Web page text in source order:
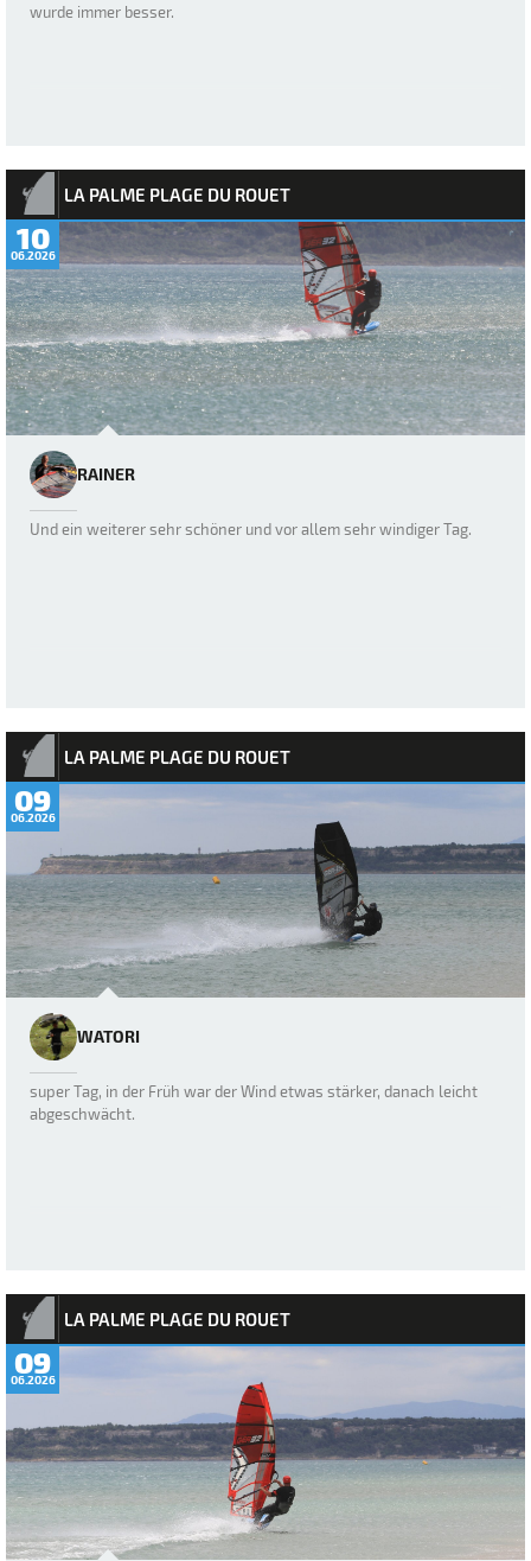
wurde immer besser.
LA PALME PLAGE DU ROUET
10
06.2026
RAINER
Und ein weiterer sehr schöner und vor allem sehr windiger Tag.
LA PALME PLAGE DU ROUET
09
06.2026
WATORI
super Tag, in der Früh war der Wind etwas stärker, danach leicht
abgeschwächt.
LA PALME PLAGE DU ROUET
09
06.2026